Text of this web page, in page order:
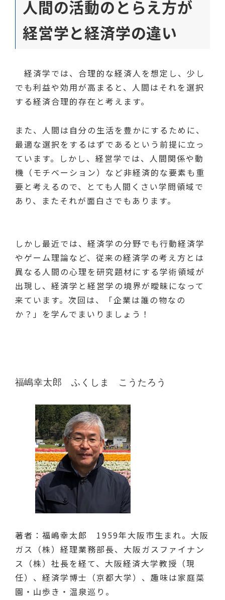
人間の活動のとらえ方が
経営学と経済学の違い
経済学では、合理的な経済人を想定し、少し
でも利益や効用が高まると、人間はそれを選択
する経済合理的存在と考えます。
また、人間は自分の生活を豊かにするために、
最適な選択をするはずであるという前提に立っ
ています。しかし、経営学では、人間関係や動
機（モチベーション）など非経済的な要素も重
要と考えるので、とても人間くさい学問領域で
あり、またそれが面白さでもあります。
しかし最近では、経済学の分野でも行動経済学
やゲーム理論など、従来の経済学の考え方とは
異なる人間の心理を研究題材にする学術領域が
出現し、経済学と経営学の境界が曖昧になって
来ています。次回は、「企業は誰の物なの
か？」を学んでまいりましょう！
福嶋幸太郎　ふくしま　こうたろう
著者：福嶋幸太郎 1959年大阪市生まれ。大阪
ガス（株）経理業務部長、大阪ガスファイナン
ス（株）社長を経て、大阪経済大学教授（現
任）、経済学博士（京都大学）、趣味は家庭菜
園・山歩き・温泉巡り。